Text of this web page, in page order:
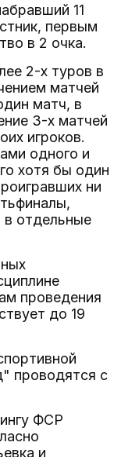
11
первым
в 2 очка.
2-х туров в
матчей
матч, в
3-х матчей
игроков.
одного и
хотя бы один
ни
в отдельные
проведения
до 19
проводятся с
ФСР
и